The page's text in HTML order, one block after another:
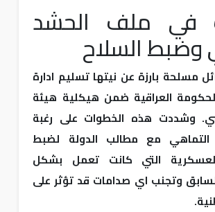
في ملف الحشد
وضبط السلاح
بارزة عن نيتها تسليم ادارة
العراقية ضمن هيكلية هيئة
وشددت هذه الخطوات على رغبة
التماهي مع مطالب الدولة لضبط
التي كانت تعمل بشكل
وتجنب اي صدامات قد تؤثر على